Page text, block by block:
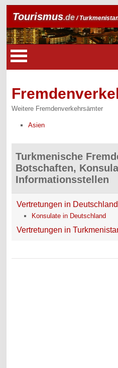
Tourismus.de/
Weitere Fremdenverkehrsämter
Asien
Turkmenische
Botschaften,
Informationsstellen
Vertretungen in Deutschland
Konsulate in Deutschland
Vertretungen in